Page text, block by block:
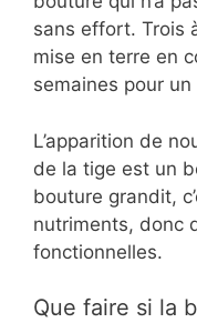
sans effort. Trois
mise en terre en
semaines pour un
L’apparition de
de la tige est un
bouture grandit,
nutriments, donc
fonctionnelles.
Que faire si la